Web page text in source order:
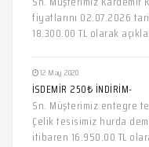
fiyatlarını 02.07.2026
18.300.00 TL olarak
12 May 2020
İSDEMİR 250₺ İNDİRİM-
Sn. Müşterimiz entegre
Çelik tesisimiz hurda
itibaren 16.950.00 TL